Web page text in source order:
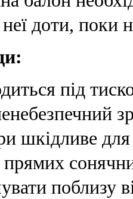
доти, поки
під
шкідливе для
прямих
поблизу